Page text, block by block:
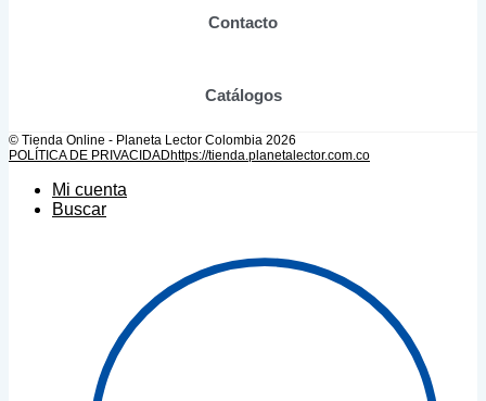
Contacto
Catálogos
© Tienda Online - Planeta Lector Colombia 2026
POLÍTICA DE PRIVACIDADhttps://tienda.planetalector.com.co
Mi cuenta
Buscar